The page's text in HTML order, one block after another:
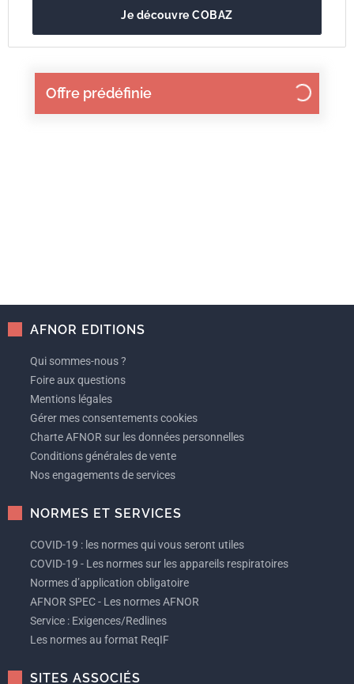
Offre prédéfinie
Je découvre COBAZ
AFNOR EDITIONS
Qui sommes-nous ?
Foire aux questions
Mentions légales
Gérer mes consentements cookies
Charte AFNOR sur les données personnelles
Conditions générales de vente
Nos engagements de services
NORMES ET SERVICES
COVID-19 : les normes qui vous seront utiles
COVID-19 - Les normes sur les appareils respiratoires
Normes d’application obligatoire
AFNOR SPEC - Les normes AFNOR
Service : Exigences/Redlines
Les normes au format ReqIF
SITES ASSOCIÉS